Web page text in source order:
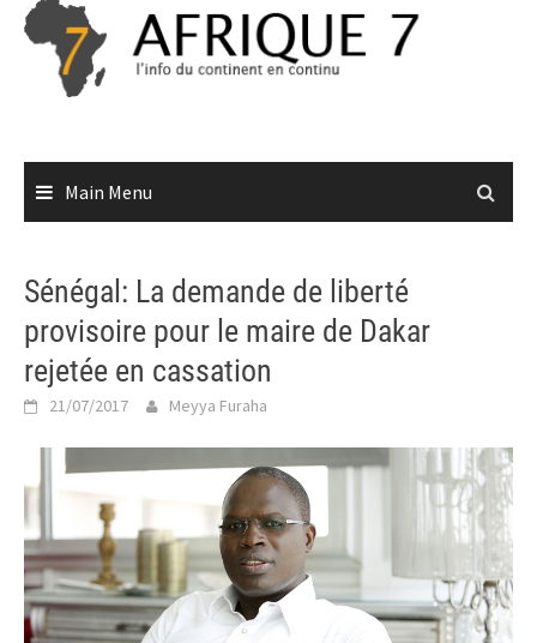
Skip
content
Main Menu
Sénégal: La demande de liberté
provisoire pour le maire de Dakar
rejetée en cassation
21/07/2017 Meyya Furaha